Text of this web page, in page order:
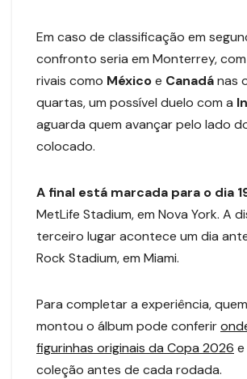
Em caso de classificação em
confronto seria em Monterrey,
rivais como Méxicoe Canadánas
quartas, um possível duelo com a
aguarda quem avançar pelo lado
colocado.
A final está marcada para o dia
MetLife Stadium, em Nova York. A
terceiro lugar acontece um dia
Rock Stadium, em Miami.
Para completar a experiência,
montou o álbum pode conferir
figurinhas originais da Copa 2026
coleção antes de cada rodada.